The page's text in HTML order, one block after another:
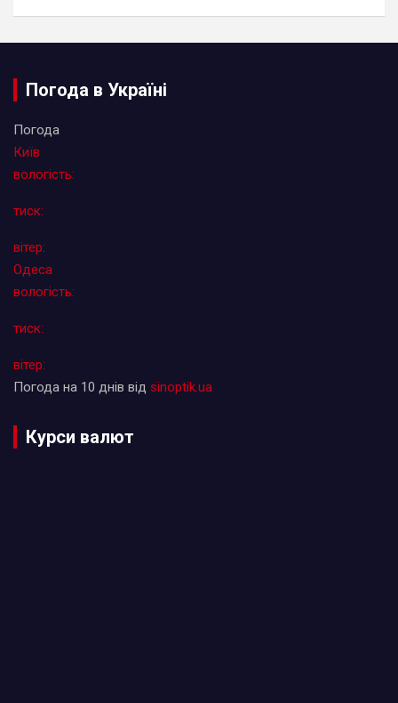
Погода в Україні
Погода
Київ
вологість:
тиск:
вітер:
Одеса
вологість:
тиск:
вітер:
Погода на 10 днів від sinoptik.ua
Курси валют